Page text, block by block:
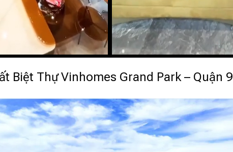
Biệt Thự Vinhomes Grand Park – Quận 9